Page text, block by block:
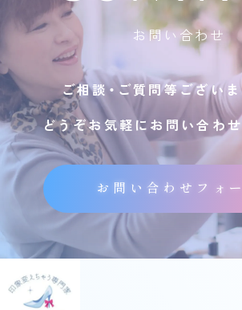
お問い合わせ
ご相談・ご質問等ござい
どうぞお気軽にお問い合わせ
お問い合わせフォ